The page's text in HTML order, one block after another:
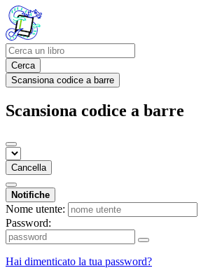
Cerca
Scansiona codice a barre
Scansiona codice a barre
Cancella
Notifiche
Nome utente:
Password:
Hai dimenticato la tua password?